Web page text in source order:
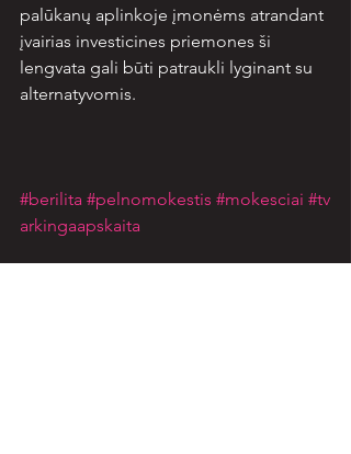
palūkanų aplinkoje įmonėms atrandant
įvairias investicines priemones ši
lengvata gali būti patraukli lyginant su
alternatyvomis.
#berilita #pelnomokestis #mokesciai #tv
arkingaapskaita